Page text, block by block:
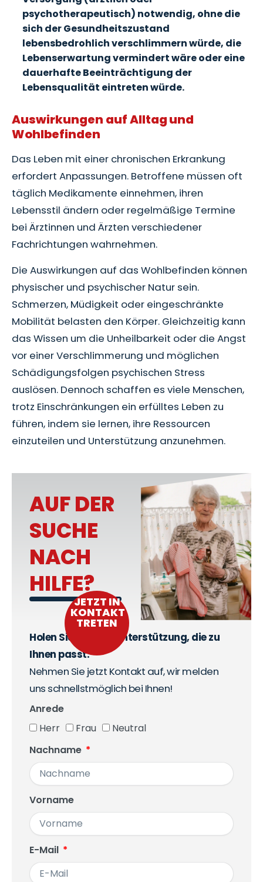
psychotherapeutisch) notwendig, ohne die
sich der Gesundheitszustand
lebensbedrohlich verschlimmern würde, die
Lebenserwartung vermindert wäre oder eine
dauerhafte Beeinträchtigung der
Lebensqualität eintreten würde.
Auswirkungen auf Alltag und
Wohlbefinden
Das Leben mit einer chronischen Erkrankung
erfordert Anpassungen. Betroffene müssen oft
täglich Medikamente einnehmen, ihren
Lebensstil ändern oder regelmäßige Termine
bei Ärztinnen und Ärzten verschiedener
Fachrichtungen wahrnehmen.
Die Auswirkungen auf das Wohlbefinden können
physischer und psychischer Natur sein.
Schmerzen, Müdigkeit oder eingeschränkte
Mobilität belasten den Körper. Gleichzeitig kann
das Wissen um die Unheilbarkeit oder die Angst
vor einer Verschlimmerung und möglichen
Schädigungsfolgen psychischen Stress
auslösen. Dennoch schaffen es viele Menschen,
trotz Einschränkungen ein erfülltes Leben zu
führen, indem sie lernen, ihre Ressourcen
einzuteilen und Unterstützung anzunehmen.
AUF DER
SUCHE
NACH
HILFE?
JETZT IN
KONTAKT
TRETEN
Holen Sie sich die Unterstützung, die zu
Ihnen passt.
Nehmen Sie jetzt Kontakt auf, wir melden
uns schnellstmöglich bei Ihnen!
Anrede
Herr
Frau
Neutral
Nachname
Vorname
E-Mail